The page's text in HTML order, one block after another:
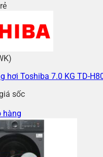
hơi Toshiba 7.0 KG TD-
sốc
hàng